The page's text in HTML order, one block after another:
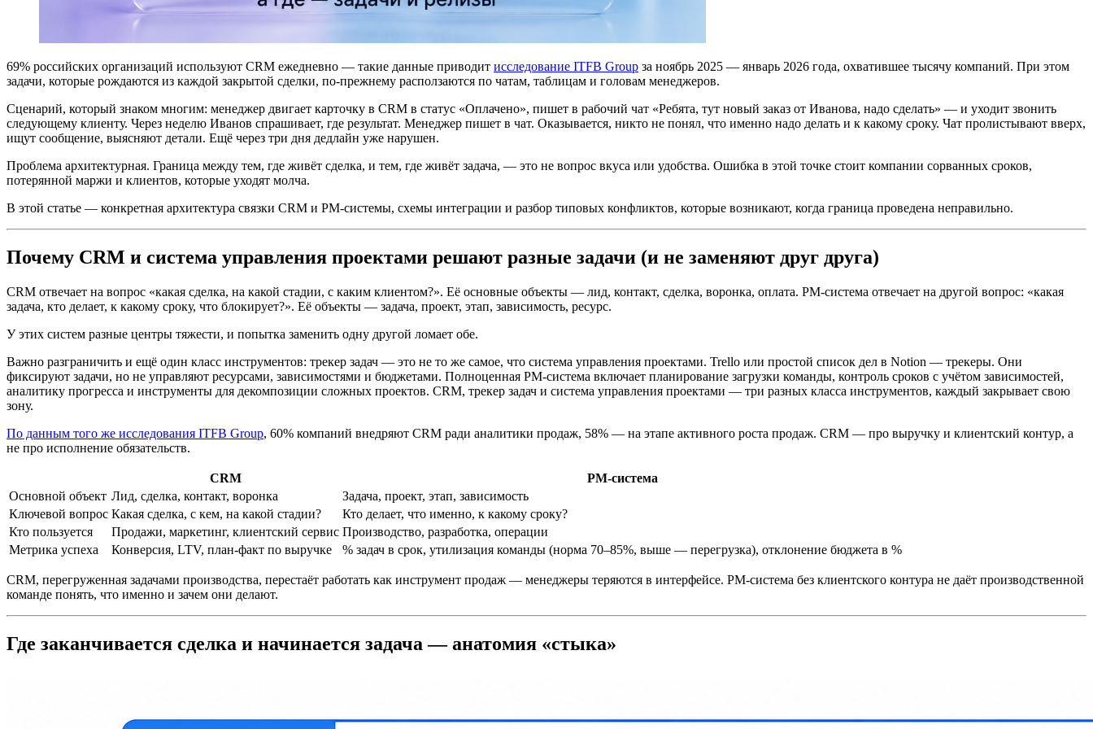
69% российских организаций используют CRM ежедневно — такие данные приводит исследование ITFB Group за ноябрь 2025 — январь 2026 года, охватившее тысячу компаний. При этом
задачи, которые рождаются из каждой закрытой сделки, по-прежнему расползаются по чатам, таблицам и головам менеджеров.
Сценарий, который знаком многим: менеджер двигает карточку в CRM в статус «Оплачено», пишет в рабочий чат «Ребята, тут новый заказ от Иванова, надо сделать» — и уходит звонить
следующему клиенту. Через неделю Иванов спрашивает, где результат. Менеджер пишет в чат. Оказывается, никто не понял, что именно надо делать и к какому сроку. Чат пролистывают вверх,
ищут сообщение, выясняют детали. Ещё через три дня дедлайн уже нарушен.
Проблема архитектурная. Граница между тем, где живёт сделка, и тем, где живёт задача, — это не вопрос вкуса или удобства. Ошибка в этой точке стоит компании сорванных сроков,
потерянной маржи и клиентов, которые уходят молча.
В этой статье — конкретная архитектура связки CRM и PM-системы, схемы интеграции и разбор типовых конфликтов, которые возникают, когда граница проведена неправильно.
Почему CRM и система управления проектами решают разные задачи (и не заменяют друг друга)
CRM отвечает на вопрос «какая сделка, на какой стадии, с каким клиентом?». Её основные объекты — лид, контакт, сделка, воронка, оплата. PM-система отвечает на другой вопрос: «какая
задача, кто делает, к какому сроку, что блокирует?». Её объекты — задача, проект, этап, зависимость, ресурс.
У этих систем разные центры тяжести, и попытка заменить одну другой ломает обе.
Важно разграничить и ещё один класс инструментов: трекер задач — это не то же самое, что система управления проектами. Trello или простой список дел в Notion — трекеры. Они
фиксируют задачи, но не управляют ресурсами, зависимостями и бюджетами. Полноценная PM-система включает планирование загрузки команды, контроль сроков с учётом зависимостей,
аналитику прогресса и инструменты для декомпозиции сложных проектов. CRM, трекер задач и система управления проектами — три разных класса инструментов, каждый закрывает свою
зону.
По данным того же исследования ITFB Group, 60% компаний внедряют CRM ради аналитики продаж, 58% — на этапе активного роста продаж. CRM — про выручку и клиентский контур, а
не про исполнение обязательств.
CRM
PM-система
Основной объект Лид, сделка, контакт, воронка
Задача, проект, этап, зависимость
Ключевой вопрос Какая сделка, с кем, на какой стадии?
Кто делает, что именно, к какому сроку?
Кто пользуется
Продажи, маркетинг, клиентский сервис Производство, разработка, операции
Метрика успеха
Конверсия, LTV, план-факт по выручке % задач в срок, утилизация команды (норма 70–85%, выше — перегрузка), отклонение бюджета в %
CRM, перегруженная задачами производства, перестаёт работать как инструмент продаж — менеджеры теряются в интерфейсе. PM-система без клиентского контура не даёт производственной
команде понять, что именно и зачем они делают.
Где заканчивается сделка и начинается задача — анатомия «стыка»